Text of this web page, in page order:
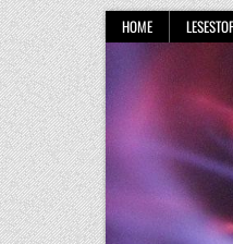
Skip
to
content
HOME